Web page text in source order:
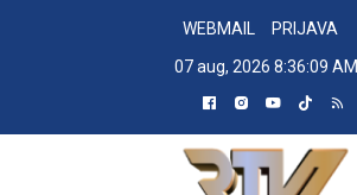
WEBMAIL
PRIJAVA
07 aug, 2026 8:36:10 AM